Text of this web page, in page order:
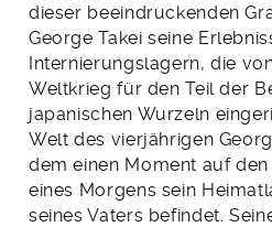
dieser beeindruckenden
George Takei seine
Internierungslagern, die
Weltkrieg für den Teil der
japanischen Wurzeln
Welt des vierjährigen
dem einen Moment auf
eines Morgens sein
seines Vaters befindet.